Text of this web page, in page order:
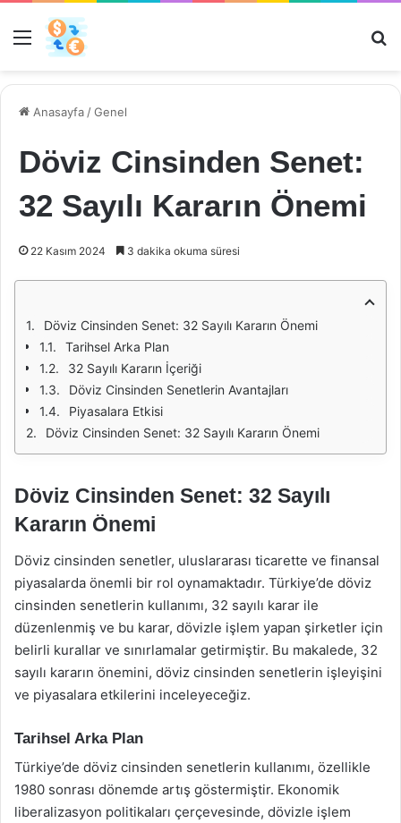
Menü
Anasayfa /Genel
Döviz Cinsinden Senet:
32 Sayılı Kararın Önemi
22 Kasım 2024 3 dakika okuma süresi
Döviz Cinsinden Senet: 32 Sayılı Kararın Önemi
Tarihsel Arka Plan
32 Sayılı Kararın İçeriği
Döviz Cinsinden Senetlerin Avantajları
Piyasalara Etkisi
Döviz Cinsinden Senet: 32 Sayılı Kararın Önemi
Döviz Cinsinden Senet: 32 Sayılı
Kararın Önemi
Döviz cinsinden senetler, uluslararası ticarette ve finansal
piyasalarda önemli bir rol oynamaktadır. Türkiye’de döviz
cinsinden senetlerin kullanımı, 32 sayılı karar ile
düzenlenmiş ve bu karar, dövizle işlem yapan şirketler için
belirli kurallar ve sınırlamalar getirmiştir. Bu makalede, 32
sayılı kararın önemini, döviz cinsinden senetlerin işleyişini
ve piyasalara etkilerini inceleyeceğiz.
Tarihsel Arka Plan
Türkiye’de döviz cinsinden senetlerin kullanımı, özellikle
1980 sonrası dönemde artış göstermiştir. Ekonomik
liberalizasyon politikaları çerçevesinde, dövizle işlem